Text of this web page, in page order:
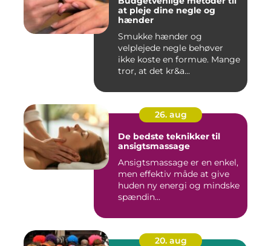
at pleje dine negle og
hænder
Smukke hænder og
velplejede negle behøver
ikke koste en formue. Mange
tror, at det kr&a...
26. aug
De bedste teknikker til
ansigtsmassage
Ansigtsmassage er en enkel,
men effektiv måde at give
huden ny energi og mindske
spændin...
20. aug